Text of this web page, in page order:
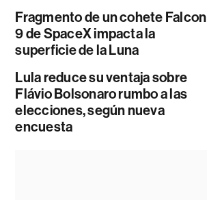
Fragmento de un cohete Falcon
9 de SpaceX impacta la
superficie de la Luna
Lula reduce su ventaja sobre
Flávio Bolsonaro rumbo a las
elecciones, según nueva
encuesta